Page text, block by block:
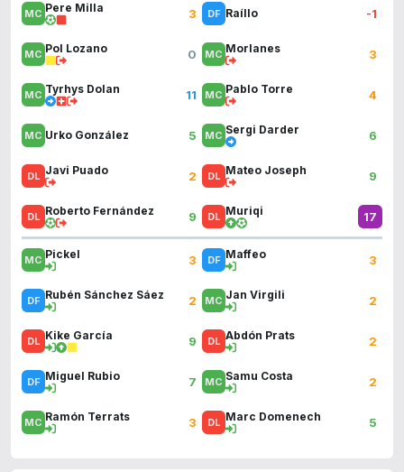
Pere Milla 3
Pol Lozano 0
Tyrhys Dolan 11
Urko González 5
Javi Puado 2
Roberto Fernández 9
Pickel 3
Rubén Sánchez Sáez 2
Kike García 9
Miguel Rubio 7
Ramón Terrats 3
Raíllo -1
Morlanes 3
Pablo Torre 4
Sergi Darder 6
Mateo Joseph 9
Muriqi 17
Maffeo 3
Jan Virgili 2
Abdón Prats 2
Samu Costa 2
Marc Domenech 5